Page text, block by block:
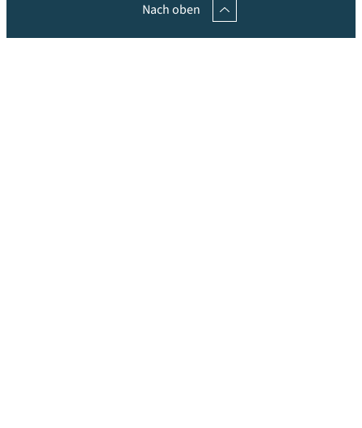
Nach oben